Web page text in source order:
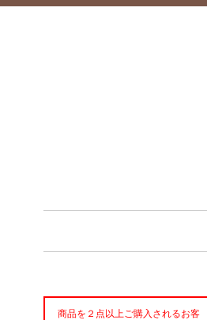
商品を２点以上ご購入されるお客